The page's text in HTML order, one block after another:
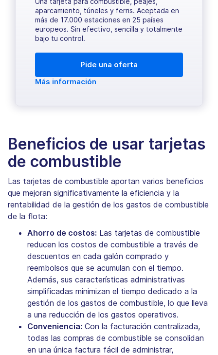
aparcamiento, túneles y ferris. Aceptada en
más de 17.000 estaciones en 25 países
europeos. Sin efectivo, sencilla y totalmente
bajo tu control.
Pide una oferta
Más información
Beneficios de usar tarjetas
de combustible
Las tarjetas de combustible aportan varios beneficios
que mejoran significativamente la eficiencia y la
rentabilidad de la gestión de los gastos de combustible
de la flota:
Ahorro de costos: Las tarjetas de combustible
reducen los costos de combustible a través de
descuentos en cada galón comprado y
reembolsos que se acumulan con el tiempo.
Además, sus características administrativas
simplificadas minimizan el tiempo dedicado a la
gestión de los gastos de combustible, lo que lleva
a una reducción de los gastos operativos.
Conveniencia: Con la facturación centralizada,
todas las compras de combustible se consolidan
en una única factura fácil de administrar,